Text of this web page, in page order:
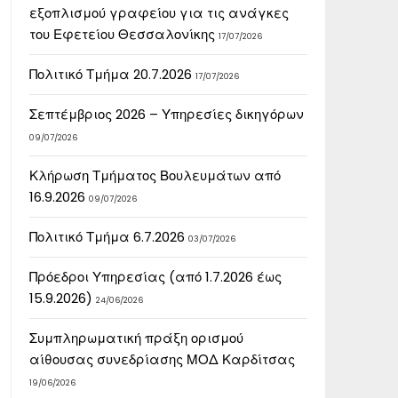
εξοπλισμού γραφείου για τις ανάγκες
του Εφετείου Θεσσαλονίκης 17/07/2026
Πολιτικό Τμήμα 20.7.2026 17/07/2026
Σεπτέμβριος 2026 – Υπηρεσίες δικηγόρων
09/07/2026
Κλήρωση Τμήματος Βουλευμάτων από
16.9.2026 09/07/2026
Πολιτικό Τμήμα 6.7.2026 03/07/2026
Πρόεδροι Υπηρεσίας (από 1.7.2026 έως
15.9.2026) 24/06/2026
Συμπληρωματική πράξη ορισμού
αίθουσας συνεδρίασης ΜΟΔ Καρδίτσας
19/06/2026